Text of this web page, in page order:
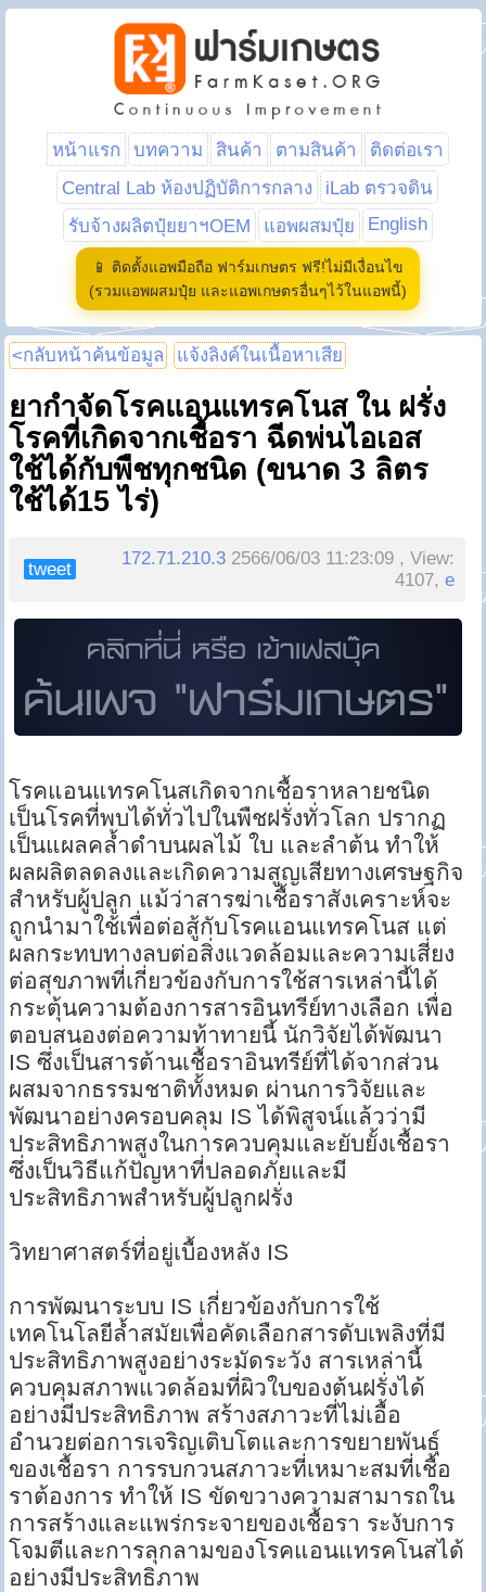
หน้าแรก บทความ สินค้า ตามสินค้า
ติดต่อเรา
Central Lab ห้องปฏิบัติการกลาง
iLab ตรวจดิน
รับจ้างผลิตปุ๋ยยาฯOEM
แอพผสมปุ๋ย English
📱 ติดตั้งแอพมือถือ ฟาร์มเกษตร ฟรี!ไม่มีเงื่อนไข
(รวมแอพผสมปุ๋ย และแอพเกษตรอื่นๆไว้ในแอพนี้)
<กลับหน้าค้นข้อมูล แจ้งลิงค์ในเนื้อหาเสีย
ยากำจัดโรคแอนแทรคโนส ใน ฝรั่ง
โรคที่เกิดจากเชื้อรา ฉีดพ่นไอเอส
ใช้ได้กับพืชทุกชนิด (ขนาด 3 ลิตร
ใช้ได้15 ไร่)
tweet
172.71.210.3 2566/06/03 11:23:09 , View:
4107,e
โรคแอนแทรคโนสเกิดจากเชื้อราหลายชนิด
เป็นโรคที่พบได้ทั่วไปในพืชฝรั่งทั่วโลก ปรากฏ
เป็นแผลคล้ำดำบนผลไม้ ใบ และลำต้น ทำให้
ผลผลิตลดลงและเกิดความสูญเสียทางเศรษฐกิจ
สำหรับผู้ปลูก แม้ว่าสารฆ่าเชื้อราสังเคราะห์จะ
ถูกนำมาใช้เพื่อต่อสู้กับโรคแอนแทรคโนส แต่
ผลกระทบทางลบต่อสิ่งแวดล้อมและความเสี่ยง
ต่อสุขภาพที่เกี่ยวข้องกับการใช้สารเหล่านี้ได้
กระตุ้นความต้องการสารอินทรีย์ทางเลือก เพื่อ
ตอบสนองต่อความท้าทายนี้ นักวิจัยได้พัฒนา
IS ซึ่งเป็นสารต้านเชื้อราอินทรีย์ที่ได้จากส่วน
ผสมจากธรรมชาติทั้งหมด ผ่านการวิจัยและ
พัฒนาอย่างครอบคลุม IS ได้พิสูจน์แล้วว่ามี
ประสิทธิภาพสูงในการควบคุมและยับยั้งเชื้อรา
ซึ่งเป็นวิธีแก้ปัญหาที่ปลอดภัยและมี
ประสิทธิภาพสำหรับผู้ปลูกฝรั่ง
วิทยาศาสตร์ที่อยู่เบื้องหลัง IS
การพัฒนาระบบ IS เกี่ยวข้องกับการใช้
เทคโนโลยีล้ำสมัยเพื่อคัดเลือกสารดับเพลิงที่มี
ประสิทธิภาพสูงอย่างระมัดระวัง สารเหล่านี้
ควบคุมสภาพแวดล้อมที่ผิวใบของต้นฝรั่งได้
อย่างมีประสิทธิภาพ สร้างสภาวะที่ไม่เอื้อ
อำนวยต่อการเจริญเติบโตและการขยายพันธุ์
ของเชื้อรา การรบกวนสภาวะที่เหมาะสมที่เชื้อ
ราต้องการ ทำให้ IS ขัดขวางความสามารถใน
การสร้างและแพร่กระจายของเชื้อรา ระงับการ
โจมตีและการลุกลามของโรคแอนแทรคโนสได้
อย่างมีประสิทธิภาพ